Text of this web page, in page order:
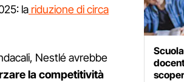
la riduzione di circa
Nestlé avrebbe
la competitività